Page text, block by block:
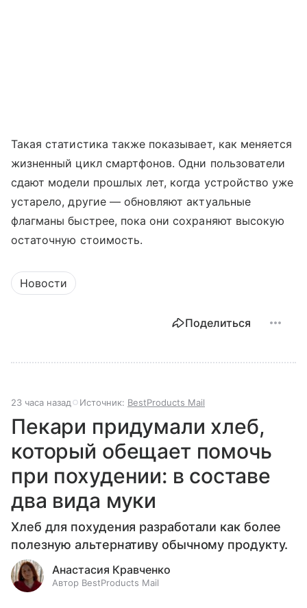
Такая статистика также показывает, как меняется
жизненный цикл смартфонов. Одни пользователи
сдают модели прошлых лет, когда устройство уже
устарело, другие — обновляют актуальные
флагманы быстрее, пока они сохраняют высокую
остаточную стоимость.
Новости
Поделиться
23 часа назад Источник: BestProducts Mail
Пекари придумали хлеб,
который обещает помочь
при похудении: в составе
два вида муки
Хлеб для похудения разработали как более
полезную альтернативу обычному продукту.
Анастасия Кравченко
Автор BestProducts Mail